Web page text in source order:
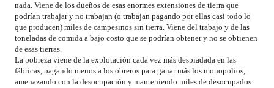
nada. Viene de los dueños de esas enormes extensiones de tierra que
podrían trabajar y no trabajan (o trabajan pagando por ellas casi todo lo
que producen) miles de campesinos sin tierra. Viene del trabajo y de las
toneladas de comida a bajo costo que se podrían obtener y no se obtienen
de esas tierras.
La pobreza viene de la explotación cada vez más despiadada en las
fábricas, pagando menos a los obreros para ganar más los monopolios,
amenazando con la desocupación y manteniendo miles de desocupados